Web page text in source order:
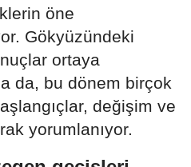
öne
Gökyüzündeki
ortaya
da, bu dönem birçok
değişim ve
yorumlanıyor.